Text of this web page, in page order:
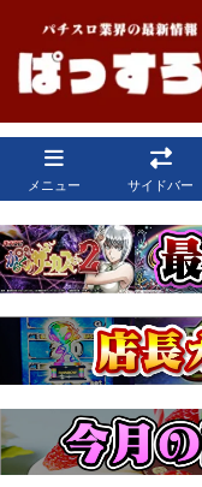
メニュー サイドバー